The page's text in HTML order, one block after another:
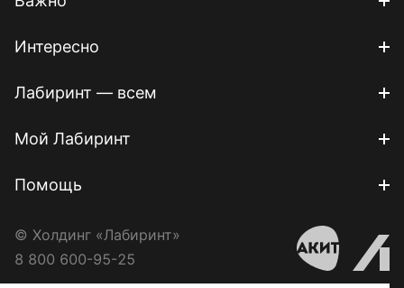
Интересно
Лабиринт — всем
Мой Лабиринт
Помощь
© Холдинг «Лабиринт»
8 800 600-95-25